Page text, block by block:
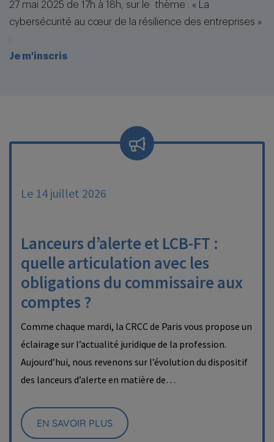
27 mai 2025 de 17h à 18h, sur le thème : « La
cybersécurité au cœur de la résilience des entreprises »
:
Je m'inscris
Le 14 juillet 2026
Lanceurs d’alerte et LCB-FT :
quelle articulation avec les
obligations du commissaire aux
comptes ?
Comme chaque mardi, la CRCC de Paris vous propose un
éclairage sur l’actualité juridique de la profession.
Aujourd’hui, nous revenons sur l’évolution du dispositif
des lanceurs d’alerte en matière de…
EN SAVOIR PLUS